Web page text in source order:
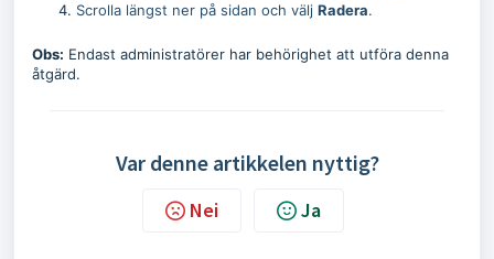
Scrolla längst ner på sidan och välj Radera.
Obs: Endast administratörer har behörighet att utföra denna
åtgärd.
Var denne artikkelen nyttig?
Nei Ja